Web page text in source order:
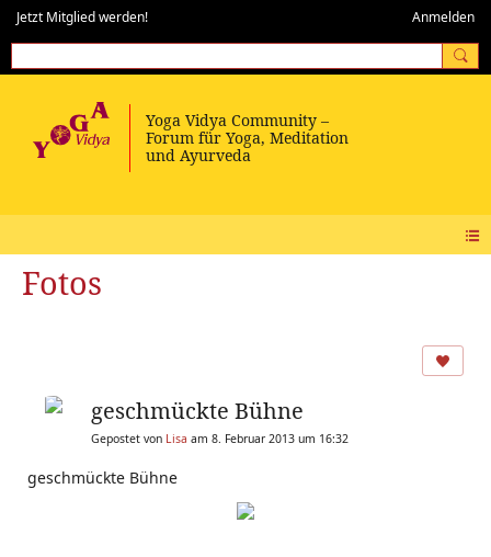
Jetzt Mitglied werden! Anmelden
Fotos
geschmückte Bühne
Gepostet von Lisa am 8. Februar 2013 um 16:32
geschmückte Bühne